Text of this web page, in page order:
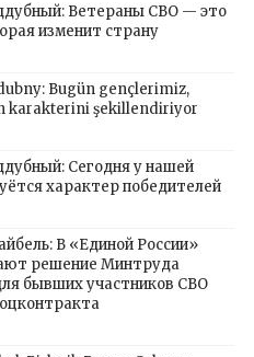
Ветераны СВО — это
изменит страну
Bugün gençlerimiz,
karakterini şekillendiriyor
Сегодня у нашей
характер победителей
В «Единой России»
решение Минтруда
бывших участников СВО